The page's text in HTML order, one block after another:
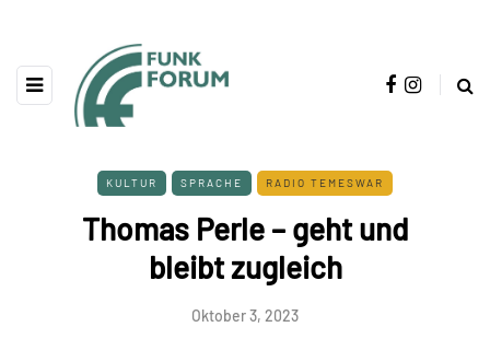
KULTUR SPRACHE RADIO TEMESWAR
Thomas Perle – geht und
bleibt zugleich
Oktober 3, 2023